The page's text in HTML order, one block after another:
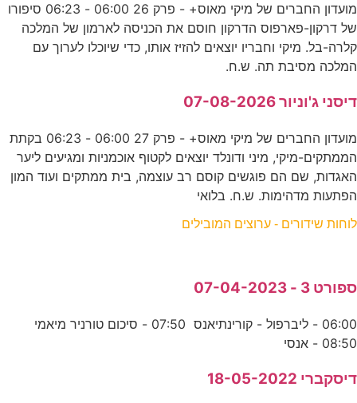
מועדון החברים של מיקי מאוס+ - פרק 26 06:00 - 06:23 סיפורו
של דרקון-פארפוס הדרקון חוסם את הכניסה לארמון של המלכה
קלרה-בל. מיקי וחבריו יוצאים להזיז אותו, כדי שיוכלו לערוך עם
המלכה מסיבת תה. ש.ח.
דיסני ג'וניור 07-08-2026
מועדון החברים של מיקי מאוס+ - פרק 27 06:00 - 06:23 בקתת
הממתקים-מיקי, מיני ודונלד יוצאים לקטוף אוכמניות ומגיעים ליער
האגדות, שם הם פוגשים קוסם רב עוצמה, בית ממתקים ועוד המון
הפתעות מדהימות. ש.ח. בלואי
לוחות שידורים - ערוצים המובילים
ספורט 3 - 07-04-2023
06:00 - ליברפול - קורינתיאנס 07:50 - סיכום טורניר מיאמי
08:50 - אנסי
דיסקברי 18-05-2022